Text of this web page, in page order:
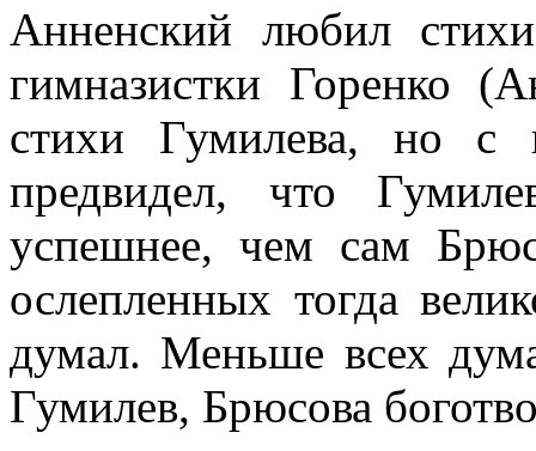
Анненский любил
гимназистки Горенко
стихи Гумилева, но с
предвидел, что
успешнее, чем сам
ослепленных тогда
думал. Меньше всех
Гумилев, Брюсова